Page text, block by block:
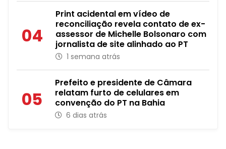
04
Print acidental em vídeo de
reconciliação revela contato de ex-
assessor de Michelle Bolsonaro com
jornalista de site alinhado ao PT
1 semana atrás
05
Prefeito e presidente de Câmara
relatam furto de celulares em
convenção do PT na Bahia
6 dias atrás